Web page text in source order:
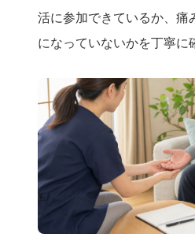
活に参加できているか、痛
になっていないかを丁寧に